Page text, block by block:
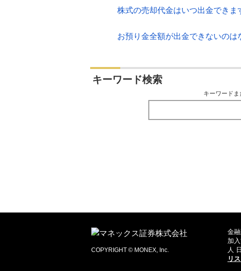
株式の売却代金はいつ出金できま
お預り金全額が出金できないのは
キーワード検索
キーワード
COPYRIGHT © MONEX, Inc.
金
加
人
リ